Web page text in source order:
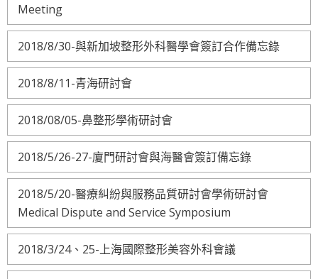
Meeting
2018/8/30-與新加坡整形外科醫學會簽訂合作備忘錄
2018/8/11-青海研討會
2018/08/05-鼻整形學術研討會
2018/5/26-27-廈門研討會與海醫會簽訂備忘錄
2018/5/20-醫療糾紛與服務品質研討會學術研討會
Medical Dispute and Service Symposium
2018/3/24、25-上海國際整形美容外科會議